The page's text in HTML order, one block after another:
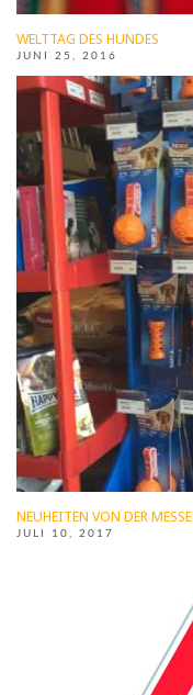
WELTTAG DES HUNDES
JUNI 25, 2016
NEUHEITEN VON DER MESSE
JULI 10, 2017